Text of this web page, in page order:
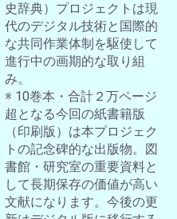
史辞典）プロジェクトは現
代のデジタル技術と国際的
な共同作業体制を駆使して
進行中の画期的な取り組
み。
※ 10巻本・合計２万ページ
超となる今回の紙書籍版
（印刷版）は本プロジェク
トの記念碑的な出版物。図
書館・研究室の重要資料と
して長期保存の価値が高い
文献になります。今後の更